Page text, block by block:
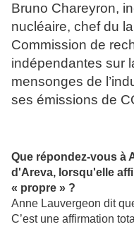
Bruno Chareyron,
nucléaire, chef du
Commission de
indépendantes sur
mensonges de
ses émissions de
Que répondez-vous à
d'Areva, lorsqu'elle
« propre » ?
Anne Lauvergeon dit
C’est une affirmation